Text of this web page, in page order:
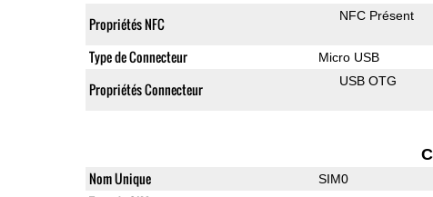
Propriétés NFC NFC Présent
Type de Connecteur Micro USB
Propriétés Connecteur USB OTG
Nom Unique SIM0